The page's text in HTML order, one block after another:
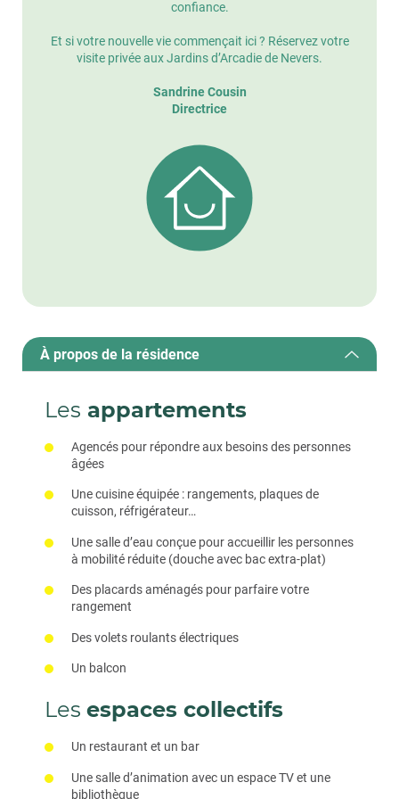
confiance.
Et si votre nouvelle vie commençait ici ? Réservez votre
visite privée aux Jardins d’Arcadie de Nevers.
Sandrine Cousin
Directrice
À propos de la résidence
Les appartements
Agencés pour répondre aux besoins des personnes
âgées
Une cuisine équipée : rangements, plaques de
cuisson, réfrigérateur…
Une salle d’eau conçue pour accueillir les personnes
à mobilité réduite (douche avec bac extra-plat)
Des placards aménagés pour parfaire votre
rangement
Des volets roulants électriques
Un balcon
Les espaces collectifs
Un restaurant et un bar
Une salle d’animation avec un espace TV et une
bibliothèque